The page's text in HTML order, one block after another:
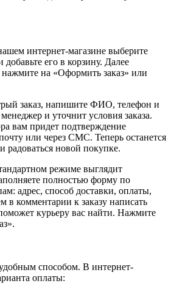
интернет-магазине выберите
его в корзину. Далее
на «Оформить заказ» или
заказ, напишите ФИО, телефон и
и уточнит условия заказа.
вам придет подтверждение
или через СМС. Теперь останется
радоваться новой покупке.
режиме выглядит
полностью форму по
адрес, способ доставки, оплаты,
в комментарии к заказу написать
курьеру вас найти. Нажмите
способом. В интернет-
оплаты: